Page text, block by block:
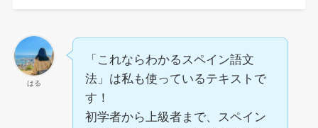
はる
「これならわかるスペイン語文
法」は私も使っているテキストで
す！
初学者から上級者まで、スペイン